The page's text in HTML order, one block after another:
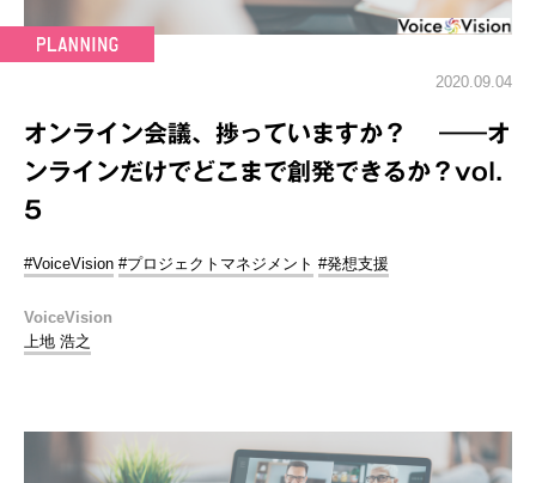
2020.09.04
オンライン会議、捗っていますか？ ――オ
ンラインだけでどこまで創発できるか？vol.
5
#VoiceVision #プロジェクトマネジメント #発想支援
VoiceVision
上地 浩之